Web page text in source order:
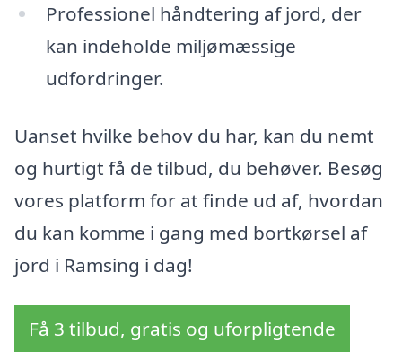
Professionel håndtering af jord, der
kan indeholde miljømæssige
udfordringer.
Uanset hvilke behov du har, kan du nemt
og hurtigt få de tilbud, du behøver. Besøg
vores platform for at finde ud af, hvordan
du kan komme i gang med bortkørsel af
jord i Ramsing i dag!
Få 3 tilbud, gratis og uforpligtende